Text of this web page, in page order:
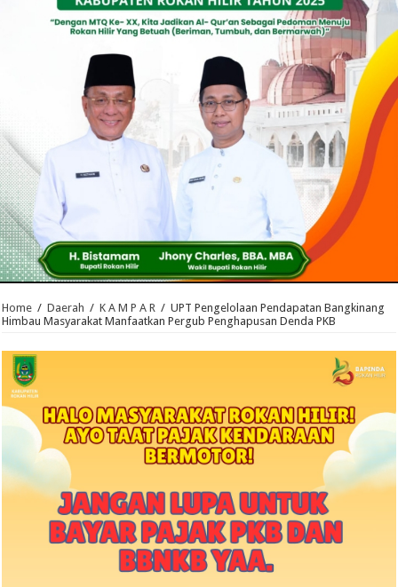
Home / Daerah / K A M P A R / UPT Pengelolaan Pendapatan Bangkinang
Himbau Masyarakat Manfaatkan Pergub Penghapusan Denda PKB